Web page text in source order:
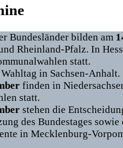
Bundesländer bilden am
Rheinland-Pfalz. In
statt.
in Sachsen-Anhalt.
finden in
statt.
stehen die
des Bundestages sowie
in Mecklenburg-